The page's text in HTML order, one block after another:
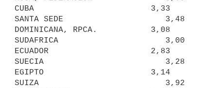
CUBA                        3,33
SANTA SEDE                     3,48
DOMINICANA, RPCA.           3,08
SUDAFRICA                      3,00
ECUADOR                     2,83
SUECIA                         3,28
EGIPTO                      3,14
SUIZA                          3,92